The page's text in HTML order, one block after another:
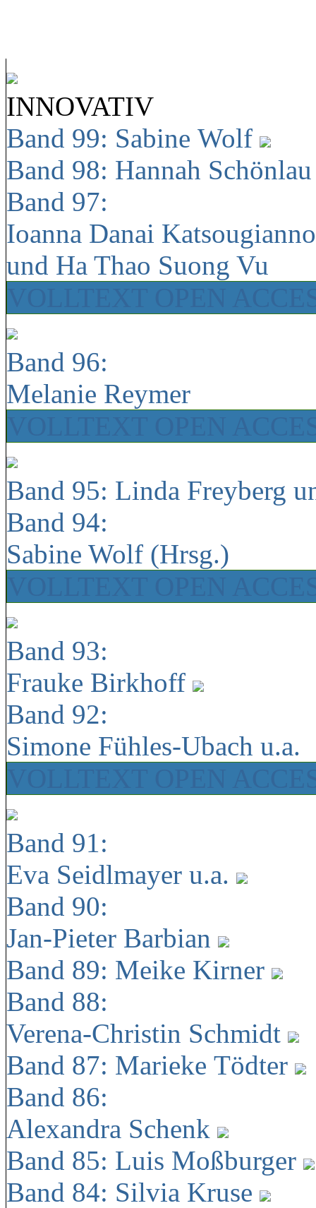
INNOVATIV
Band 99: Sabine Wolf
Band 98: Hannah
Band 97:
Ioanna Danai
und Ha Thao Suong Vu
Band 96:
Melanie Reymer
Band 95: Linda Freyberg
Band 94:
Sabine Wolf (Hrsg.)
Band 93:
Frauke Birkhoff
Band 92:
Simone Fühles-Ubach u.a.
Band 91:
Eva Seidlmayer u.a.
Band 90:
Jan-Pieter Barbian
Band 89: Meike Kirner
Band 88:
Verena-Christin Schmidt
Band 87: Marieke Tödter
Band 86:
Alexandra Schenk
Band 85: Luis Moßburger
Band 84: Silvia Kruse